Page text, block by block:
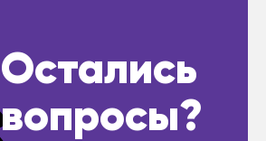
Остались
вопросы?